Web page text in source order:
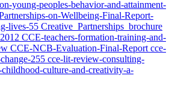
young-peoples-behavior-and-attainment-
on-Wellbeing-Final-Report-
lives-55 Creative_Partnerships_brochure
CCE-teachers-formation-training-and-
CCE-NCB-Evaluation-Final-Report cce-
255 cce-lit-review-consulting-
culture-and-creativity-a-